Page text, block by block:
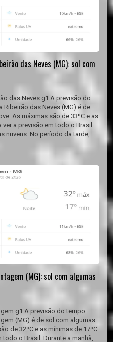
das Neves (MG): sol com
das Neves g1 A previsão do
Ribeirão das Neves (MG) é de
As máximas são de 33ºC e as
ver a previsão em todo o Brasil.
nuvens. No período da tarde,
(MG): sol com algumas
g1 A previsão do tempo
(MG) é de sol com algumas
de 32ºC e as mínimas de 17ºC.
todo o Brasil. Durante a manhã,